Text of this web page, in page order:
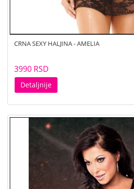
CRNA SEXY HALJINA - AMELIA
3990 RSD
Detaljnije